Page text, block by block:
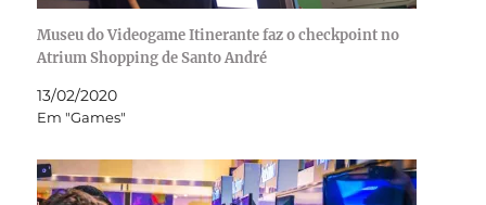
Museu do Videogame Itinerante faz o checkpoint no
Atrium Shopping de Santo André
13/02/2020
Em "Games"